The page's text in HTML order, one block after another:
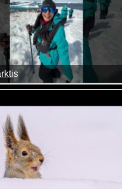
mit Pinguinen von der